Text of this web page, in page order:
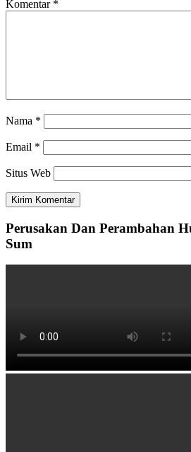
Komentar *
Nama *
Email *
Situs Web
Perusakan Dan Perambahan
Sum